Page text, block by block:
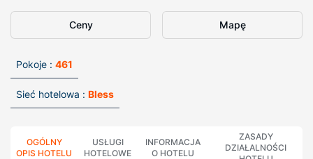
Ceny Mapę
Pokoje : 461
Sieć hotelowa : Bless
OGÓLNY
OPIS HOTELU
USŁUGI
HOTELOWE
INFORMACJA
O HOTELU
ZASADY
DZIAŁALNOŚCI